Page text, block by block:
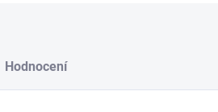
Hodnocení